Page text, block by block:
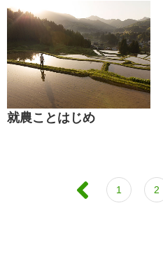
就農ことはじめ
1 2